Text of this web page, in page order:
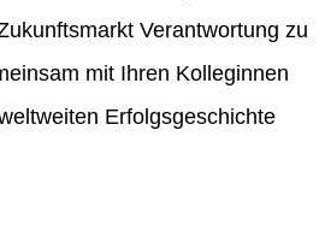
Verantwortung zu
mit Ihren Kolleginnen
Erfolgsgeschichte